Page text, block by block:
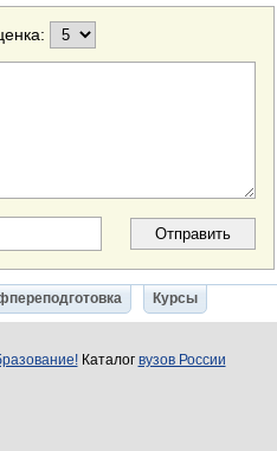
Курсы
Каталог вузов России